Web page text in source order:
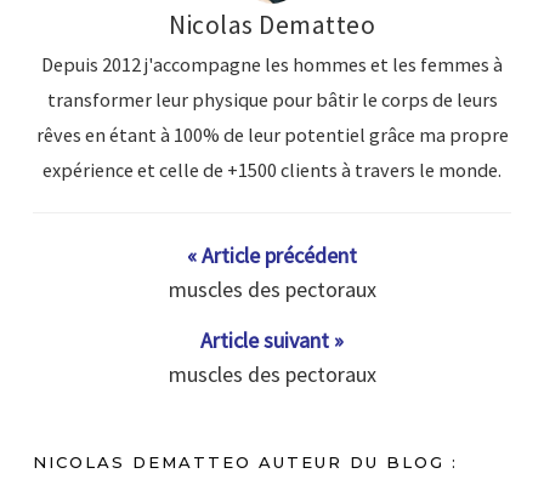
Nicolas Dematteo
Depuis 2012 j'accompagne les hommes et les femmes à
transformer leur physique pour bâtir le corps de leurs
rêves en étant à 100% de leur potentiel grâce ma propre
expérience et celle de +1500 clients à travers le monde.
« Article précédent
muscles des pectoraux
Article suivant »
muscles des pectoraux
NICOLAS DEMATTEO AUTEUR DU BLOG :